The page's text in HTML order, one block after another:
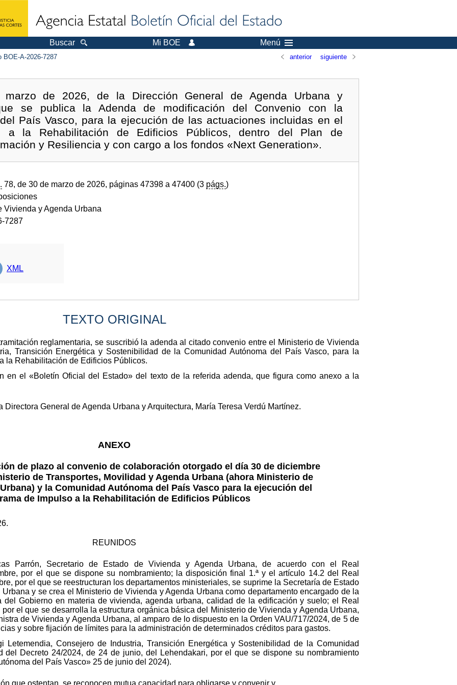
Buscar Mi BOE Menú
BOE-A-2026-7287 anterior siguiente
de 2026, de la Dirección General de Agenda Urbana y
se publica la Adenda de modificación del Convenio con la
País Vasco, para la ejecución de las actuaciones incluidas en el
a la Rehabilitación de Edificios Públicos, dentro del Plan de
y Resiliencia y con cargo a los fondos «Next Generation».
78, de 30 de marzo de 2026, páginas 47398 a 47400 (3 págs.)
Vivienda y Agenda Urbana
7287
XML
TEXTO ORIGINAL
reglamentaria, se suscribió la adenda al citado convenio entre el Ministerio de Vivienda
Transición Energética y Sostenibilidad de la Comunidad Autónoma del País Vasco, para la
la Rehabilitación de Edificios Públicos.
en el «Boletín Oficial del Estado» del texto de la referida adenda, que figura como anexo a la
Directora General de Agenda Urbana y Arquitectura, María Teresa Verdú Martínez.
ANEXO
de plazo al convenio de colaboración otorgado el día 30 de diciembre
de Transportes, Movilidad y Agenda Urbana (ahora Ministerio de
y la Comunidad Autónoma del País Vasco para la ejecución del
de Impulso a la Rehabilitación de Edificios Públicos
REUNIDOS
Parrón, Secretario de Estado de Vivienda y Agenda Urbana, de acuerdo con el Real
por el que se dispone su nombramiento; la disposición final 1.ª y el artículo 14.2 del Real
por el que se reestructuran los departamentos ministeriales, se suprime la Secretaría de Estado
y se crea el Ministerio de Vivienda y Agenda Urbana como departamento encargado de la
Gobierno en materia de vivienda, agenda urbana, calidad de la edificación y suelo; el Real
el que se desarrolla la estructura orgánica básica del Ministerio de Vivienda y Agenda Urbana,
de Vivienda y Agenda Urbana, al amparo de lo dispuesto en la Orden VAU/717/2024, de 5 de
y sobre fijación de límites para la administración de determinados créditos para gastos.
Letemendia, Consejero de Industria, Transición Energética y Sostenibilidad de la Comunidad
del Decreto 24/2024, de 24 de junio, del Lehendakari, por el que se dispone su nombramiento
del País Vasco» 25 de junio del 2024).